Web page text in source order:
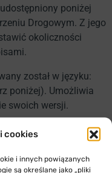
cookies
i innych powiązanych
są określane jako „pliki
poniżej
Drogowym. Z jego
okoliczności
został w języku:
poniżej). Umożliwia
swoich wersji.
sprawcy,